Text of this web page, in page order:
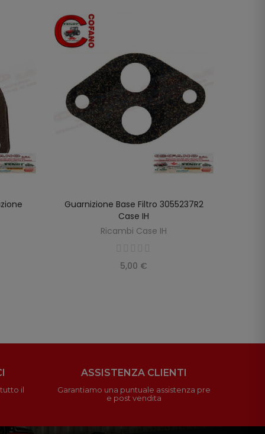
AGGIUNGI AL CARRELLO
Guarnizione Base Filtro 3055237R2
Case IH
Ricambi Case IH
5,00 €
il
ASSISTENZA CLIENTI
Garantiamo una puntuale assistenza pre
e post vendita